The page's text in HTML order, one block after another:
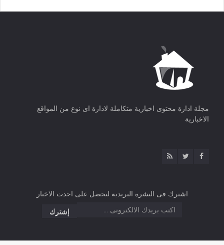
مجلة ادارة محتوى اخبارية متكاملة لادارة اى نوع من المواقع
الاخبارية
اشترك فى النشرة البريدية لتحصل على احدث الاخبار